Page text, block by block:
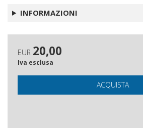
INFORMAZIONI
EUR 20,00
Iva esclusa
ACQUISTA